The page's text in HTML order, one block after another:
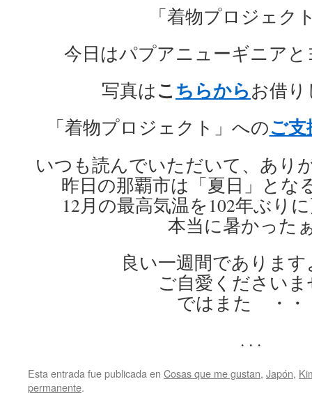
「着物プロジェク
今日はパプアニューギニア
写真はこちらからお借
「着物プロジェクト」へのご
いつも読んでいただいて、あり
昨日の那覇市は「夏日」とな
12月の最高気温を102年ぶり
本当に暑かった
良い一週間でありま
ご自愛くださいま
ではまた ・・
. . .
Esta entrada fue publicada en Cosas que me gustan, Japón,
permanente.